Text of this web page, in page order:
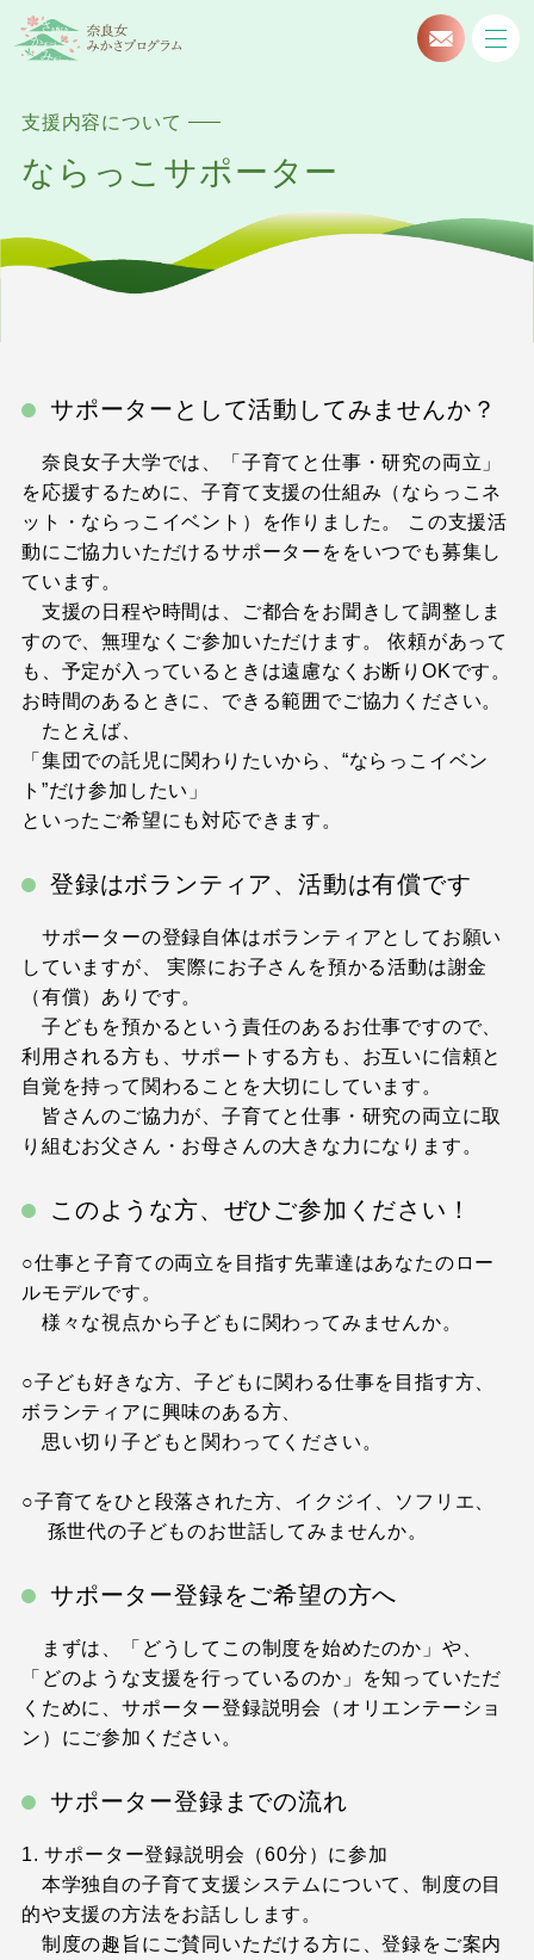
支援内容について
ならっこサポーター
サポーターとして活動してみませんか？
奈良女子大学では、「子育てと仕事・研究の両立」
を応援するために、子育て支援の仕組み（ならっこネ
ット・ならっこイベント）を作りました。 この支援活
動にご協力いただけるサポーターををいつでも募集し
ています。
支援の日程や時間は、ご都合をお聞きして調整しま
すので、無理なくご参加いただけます。 依頼があって
も、予定が入っているときは遠慮なくお断りOKです。
お時間のあるときに、できる範囲でご協力ください。
たとえば、
「集団での託児に関わりたいから、“ならっこイベン
ト”だけ参加したい」
といったご希望にも対応できます。
登録はボランティア、活動は有償です
サポーターの登録自体はボランティアとしてお願い
していますが、 実際にお子さんを預かる活動は謝金
（有償）ありです。
子どもを預かるという責任のあるお仕事ですので、
利用される方も、サポートする方も、お互いに信頼と
自覚を持って関わることを大切にしています。
皆さんのご協力が、子育てと仕事・研究の両立に取
り組むお父さん・お母さんの大きな力になります。
このような方、ぜひご参加ください！
○仕事と子育ての両立を目指す先輩達はあなたのロー
ルモデルです。
様々な視点から子どもに関わってみませんか。
○子ども好きな方、子どもに関わる仕事を目指す方、
ボランティアに興味のある方、
思い切り子どもと関わってください。
○子育てをひと段落された方、イクジイ、ソフリエ、
孫世代の子どものお世話してみませんか。
サポーター登録をご希望の方へ
まずは、「どうしてこの制度を始めたのか」や、
「どのような支援を行っているのか」を知っていただ
くために、サポーター登録説明会（オリエンテーショ
ン）にご参加ください。
サポーター登録までの流れ
1. サポーター登録説明会（60分）に参加
本学独自の子育て支援システムについて、制度の目
的や支援の方法をお話しします。
制度の趣旨にご賛同いただける方に、登録をご案内